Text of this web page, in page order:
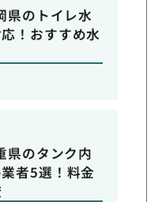
県のトイレ水
！おすすめ水
県のタンク内
者5選！料金